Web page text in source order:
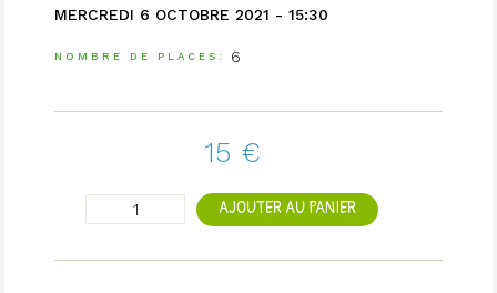
MERCREDI 6 OCTOBRE 2021 - 15:30
NOMBRE DE PLACES 6
15 €
AJOUTER AU PANIER